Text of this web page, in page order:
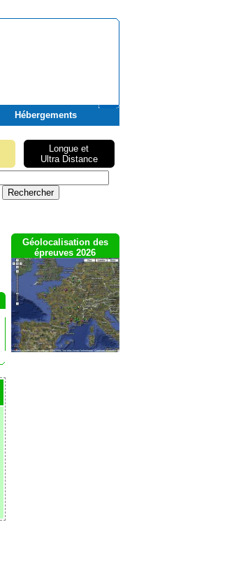
Hébergements
Longue et
Ultra Distance
Géolocalisation des
épreuves 2026